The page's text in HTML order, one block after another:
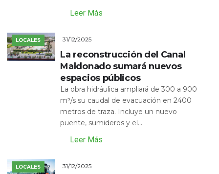
Leer Más
LOCALES 31/12/2025
La reconstrucción del Canal
Maldonado sumará nuevos
espacios públicos
La obra hidráulica ampliará de 300 a 900
m³/s su caudal de evacuación en 2400
metros de traza. Incluye un nuevo
puente, sumideros y el...
Leer Más
LOCALES 31/12/2025